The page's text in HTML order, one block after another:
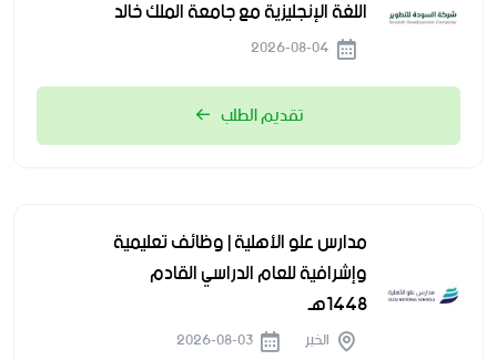
اللغة الإنجليزية مع جامعة الملك خالد
تقديم الطلب
مدارس علو الأهلية | وظائف تعليمية
وإشرافية للعام الدراسي القادم
1448هـ
الخبر